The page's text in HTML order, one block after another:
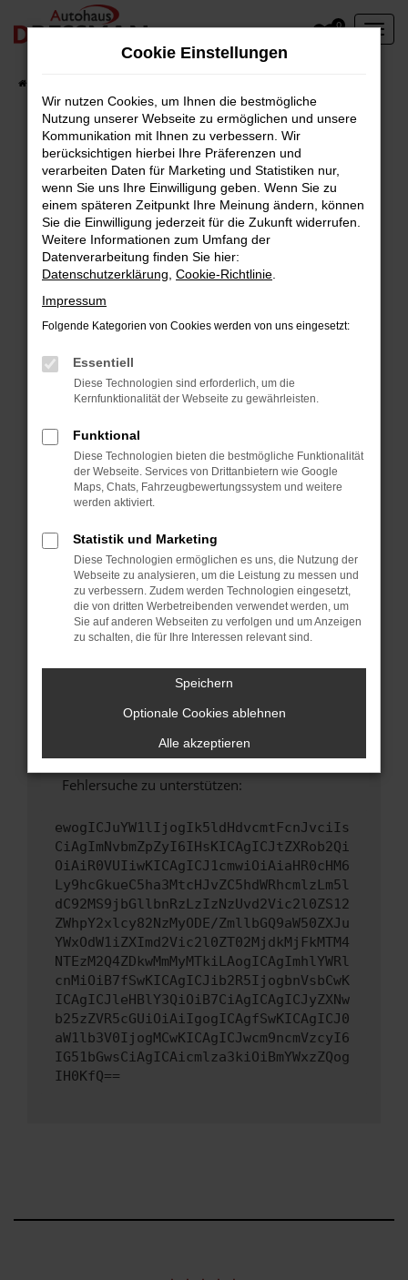
Zum
Hauptinhalt
0
Fehler: Network Error
Beim Laden ist ein Fehler aufgetreten.
Hier sind ein paar Tipps, die dir helfen können:
Überprüfe deine Firewall und deine
Internetverbindung.
Laden andere Webseiten, zum Beispiel deine
Manche Erweiterungen, wie Werbeblocker,
können das Laden bestimmter Seiten
verhindern. Funktioniert die Seite in einem
Fenster?
Starte dein Gerät neu.
Das kann manchmal helfen, vorübergehende
Probleme zu beheben.
Stelle sicher, dass dein Browser und dein
Betriebssystem auf dem neuesten Stand
sind.
Veraltete Software birgt nicht nur ein
Sicherheitsrisiko, sondern kann auch dazu
führen, dass bestimmte Funktionen nicht mehr
Wende dich an den Webseitenbetreiber.
Wenn du alle oben genannten Schritte versucht
hast, kontaktiere uns bitte. Wir werden
versuchen, das Problem zu beheben. Du kannst
uns diesen Text schicken, um uns bei der
Fehlersuche zu unterstützen:
ewogICJuYW1lIjogIk5ldHdvcmtFcnJvciIs
CiAgImNvbmZpZyI6IHsKICAgICJtZXRob2Qi
OiAiR0VUIiwKICAgICJ1cmwiOiAiaHR0cHM6
Ly9hcGkueC5ha3MtcHJvZC5hdWRhcmlzLm5l
dC92MS9jbGllbnRzLzIzNzUvd2Vic2l0ZS12
ZWhpY2xlcy82NzMyODE/ZmllbGQ9aW50ZXJu
YWxOdW1iZXImd2Vic2l0ZT02MjdkMjFkMTM4
NTEzM2Q4ZDkwMmMyMTkiLAogICAgImhlYWRl
cnMiOiB7fSwKICAgICJib2R5IjogbnVsbCwK
ICAgICJleHBlY3QiOiB7CiAgICAgICJyZXNw
b25zZVR5cGUiOiAiIgogICAgfSwKICAgICJ0
aW1lb3V0IjogMCwKICAgICJwcm9ncmVzcyI6
IG51bGwsCiAgICAicmlza3kiOiBmYWxzZQog
IH0KfQ==
Cookie Einstellungen
Wir nutzen Cookies, um Ihnen die bestmögliche
Nutzung unserer Webseite zu ermöglichen und unsere
Kommunikation mit Ihnen zu verbessern. Wir
berücksichtigen hierbei Ihre Präferenzen und
verarbeiten Daten für Marketing und Statistiken nur,
wenn Sie uns Ihre Einwilligung geben. Wenn Sie zu
einem späteren Zeitpunkt Ihre Meinung ändern, können
Sie die Einwilligung jederzeit für die Zukunft widerrufen.
Weitere Informationen zum Umfang der
Datenverarbeitung finden Sie hier:
Datenschutzerklärung Cookie-Richtlinie
Impressum
Folgende Kategorien von Cookies werden von uns eingesetzt:
Essentiell
Diese Technologien sind erforderlich, um die
Kernfunktionalität der Webseite zu gewährleisten.
Funktional
Diese Technologien bieten die bestmögliche Funktionalität
der Webseite. Services von Drittanbietern wie Google
Maps, Chats, Fahrzeugbewertungssystem und weitere
werden aktiviert.
Statistik und Marketing
Diese Technologien ermöglichen es uns, die Nutzung der
Webseite zu analysieren, um die Leistung zu messen und
zu verbessern. Zudem werden Technologien eingesetzt,
die von dritten Werbetreibenden verwendet werden, um
Sie auf anderen Webseiten zu verfolgen und um Anzeigen
zu schalten, die für Ihre Interessen relevant sind.
Speichern
Optionale Cookies ablehnen
Alle akzeptieren